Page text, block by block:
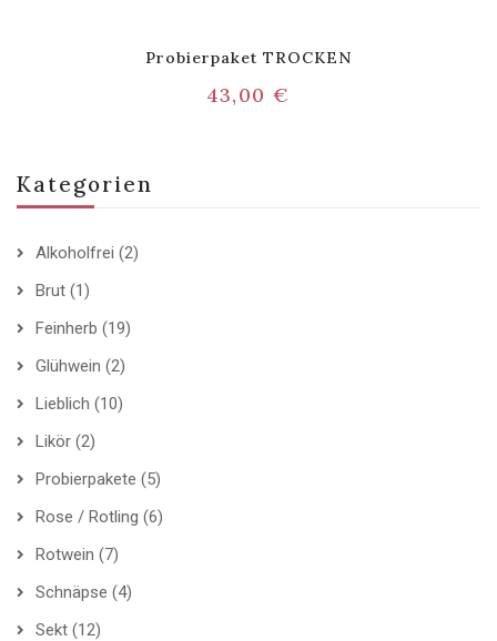
Kategorien
Alkoholfrei (2)
Brut (1)
Feinherb (19)
Glühwein (2)
Lieblich (10)
Likör (2)
Probierpakete (5)
Rose / Rotling (6)
Rotwein (7)
Schnäpse (4)
Sekt (12)
Probierpaket TROCKEN
43,00 €